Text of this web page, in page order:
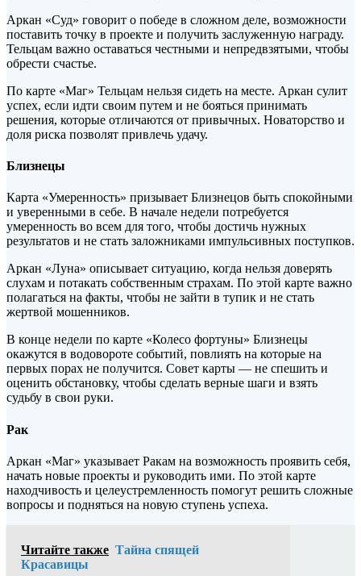
Аркан «Суд» говорит о победе в сложном деле, возможности
поставить точку в проекте и получить заслуженную награду.
Тельцам важно оставаться честными и непредвзятыми, чтобы
обрести счастье.
По карте «Маг» Тельцам нельзя сидеть на месте. Аркан сулит
успех, если идти своим путем и не бояться принимать
решения, которые отличаются от привычных. Новаторство и
доля риска позволят привлечь удачу.
Близнецы
Карта «Умеренность» призывает Близнецов быть спокойными
и уверенными в себе. В начале недели потребуется
умеренность во всем для того, чтобы достичь нужных
результатов и не стать заложниками импульсивных поступков.
Аркан «Луна» описывает ситуацию, когда нельзя доверять
слухам и потакать собственным страхам. По этой карте важно
полагаться на факты, чтобы не зайти в тупик и не стать
жертвой мошенников.
В конце недели по карте «Колесо фортуны» Близнецы
окажутся в водовороте событий, повлиять на которые на
первых порах не получится. Совет карты — не спешить и
оценить обстановку, чтобы сделать верные шаги и взять
судьбу в свои руки.
Рак
Аркан «Маг» указывает Ракам на возможность проявить себя,
начать новые проекты и руководить ими. По этой карте
находчивость и целеустремленность помогут решить сложные
вопросы и подняться на новую ступень успеха.
Читайте также Тайна спящей
Красавицы